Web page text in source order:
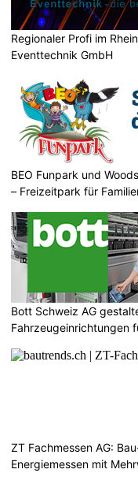
Regionaler Profi im
Eventtechnik GmbH
BEO Funpark und
– Freizeitpark für
Bott Schweiz AG
Fahrzeugeinrichtungen
ZT Fachmessen AG:
Energiemessen mit